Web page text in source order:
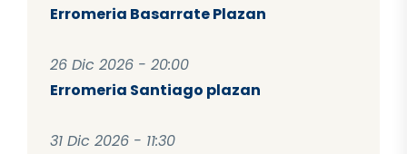
Erromeria Basarrate Plazan
26 Dic 2026 - 20:00
Erromeria Santiago plazan
31 Dic 2026 - 11:30